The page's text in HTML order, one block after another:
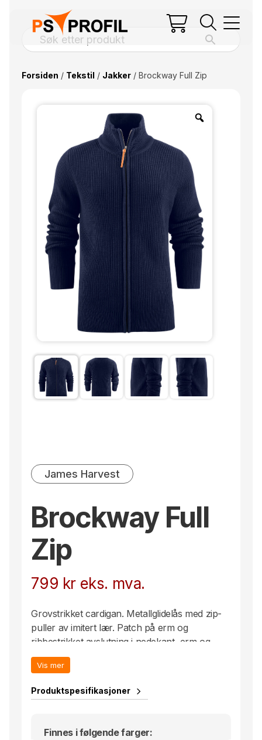
Forsiden / Tekstil / Jakker/ Brockway Full Zip
James Harvest
Brockway Full
Zip
799 kr eks. mva.
Grovstrikket cardigan. Metallglidelås med zip-
puller av imitert lær. Patch på erm og
ribbestrikket avslutning i nedekant, erm og
krage (dobbelt lag).
Vis mer
Produktspesifikasjoner
Finnes i følgende farger: